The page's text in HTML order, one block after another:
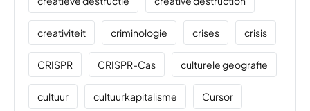
creativiteit criminologie crises crisis
CRISPR CRISPR-Cas culturele geografie
cultuur cultuurkapitalisme Cursor